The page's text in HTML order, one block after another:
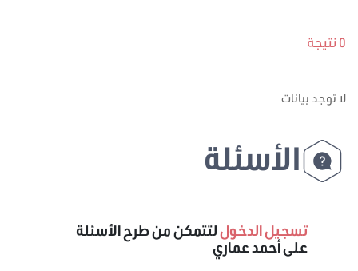
0 نتيجة
لا توجد بيانات
الأسئلة
تسجيل الدخوللتتمكن من طرح الأسئلة
على أحمد عماري